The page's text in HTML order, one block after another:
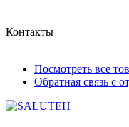
Контакты
Посмотреть все
Обратная связь с